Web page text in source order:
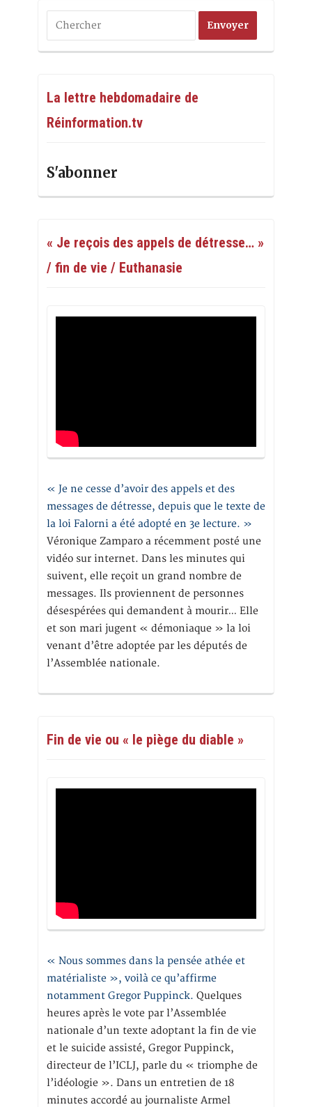
La lettre hebdomadaire de
Réinformation.tv
S'abonner
« Je reçois des appels de détresse… »
/ fin de vie / Euthanasie
« Je ne cesse d’avoir des appels et des
messages de détresse, depuis que le texte de
la loi Falorni a été adopté en 3e lecture. »
Véronique Zamparo a récemment posté une
vidéo sur internet. Dans les minutes qui
suivent, elle reçoit un grand nombre de
messages. Ils proviennent de personnes
désespérées qui demandent à mourir… Elle
et son mari jugent « démoniaque » la loi
venant d’être adoptée par les députés de
l’Assemblée nationale.
Fin de vie ou « le piège du diable »
« Nous sommes dans la pensée athée et
matérialiste », voilà ce qu’affirme
notamment Gregor Puppinck. Quelques
heures après le vote par l’Assemblée
nationale d’un texte adoptant la fin de vie
et le suicide assisté, Gregor Puppinck,
directeur de l’ICLJ, parle du « triomphe de
l’idéologie ». Dans un entretien de 18
minutes accordé au journaliste Armel